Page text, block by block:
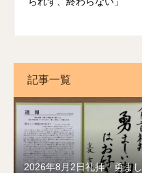
記事一覧
2026年8月2日礼拝「勇まし